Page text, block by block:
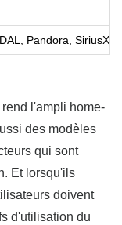
Pandora,
l'ampli home-
des modèles
qui sont
Et lorsqu'ils
doivent
d'utilisation du